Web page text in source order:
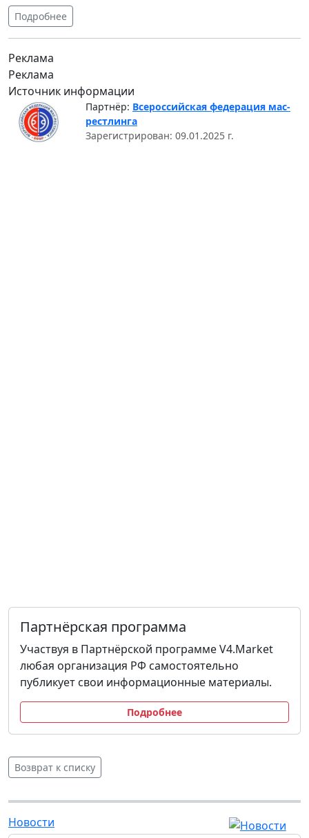
Подробнее
Реклама
Реклама
Источник информации
Партнёр: Всероссийская федерация мас-
рестлинга
Зарегистрирован: 09.01.2025 г.
Партнёрская программа
Участвуя в Партнёрской программе V4.Market
любая организация РФ самостоятельно
публикует свои информационные материалы.
Подробнее
Возврат к списку
Новости